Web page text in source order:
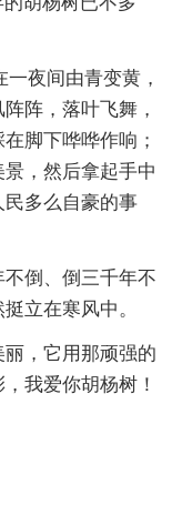
夜间由青变黄，
阵，落叶飞舞，
脚下哗哗作响；
，然后拿起手中
多么自豪的事
倒、倒三千年不
立在寒风中。
，它用那顽强的
我爱你胡杨树！